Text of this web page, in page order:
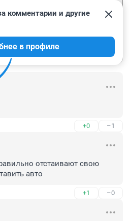
комментарии и другие
в профиле
+0 –1
отстаивают свою
авто
+1 –0